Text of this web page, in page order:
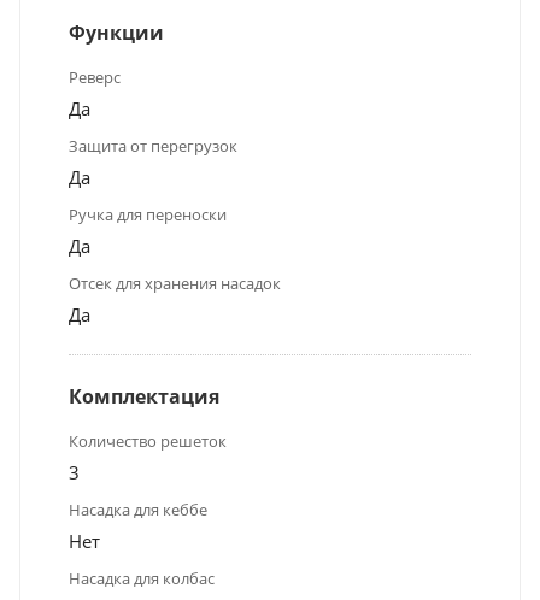
Функции
Реверс
Да
Защита от перегрузок
Да
Ручка для переноски
Да
Отсек для хранения насадок
Да
Комплектация
Количество решеток
3
Насадка для кеббе
Нет
Насадка для колбас